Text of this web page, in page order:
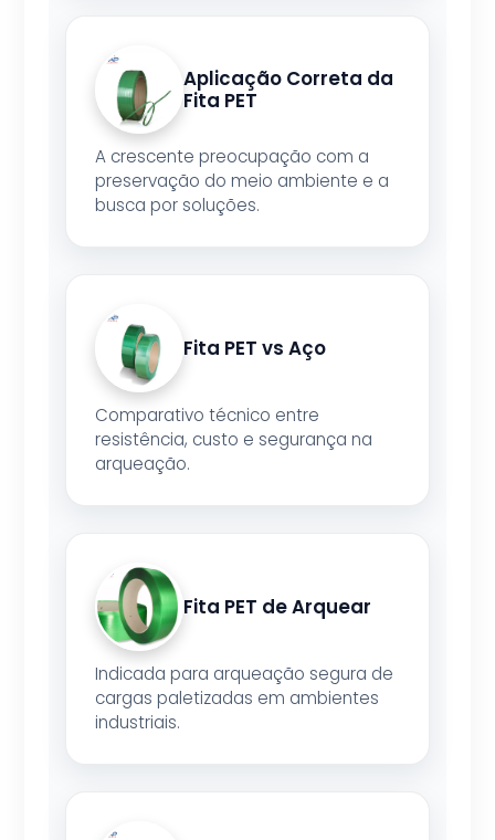
Aplicação Correta da
Fita PET
A crescente preocupação com a
preservação do meio ambiente e a
busca por soluções.
Fita PET vs Aço
Comparativo técnico entre
resistência, custo e segurança na
arqueação.
Fita PET de Arquear
Indicada para arqueação segura de
cargas paletizadas em ambientes
industriais.